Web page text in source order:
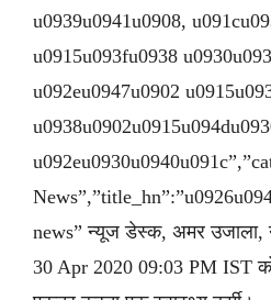
u0939u0941u0908,
u0915u093fu0938
u092eu0947u0902
news” न्यूज डेस्क, अमर उजाला,
30 Apr 2020 09:03 PM IST